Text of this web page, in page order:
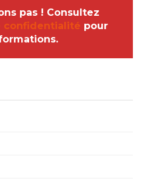
pas ! Consultez
confidentialité pour